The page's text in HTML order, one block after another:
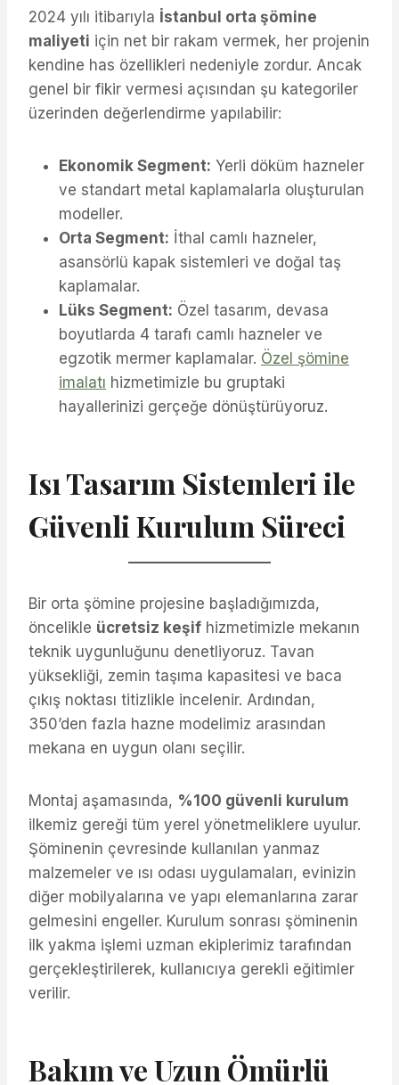
2024 yılı itibarıyla İstanbul orta şömine
maliyeti için net bir rakam vermek, her projenin
kendine has özellikleri nedeniyle zordur. Ancak
genel bir fikir vermesi açısından şu kategoriler
üzerinden değerlendirme yapılabilir:
Ekonomik Segment: Yerli döküm hazneler
ve standart metal kaplamalarla oluşturulan
modeller.
Orta Segment: İthal camlı hazneler,
asansörlü kapak sistemleri ve doğal taş
kaplamalar.
Lüks Segment: Özel tasarım, devasa
boyutlarda 4 tarafı camlı hazneler ve
egzotik mermer kaplamalar. Özel şömine
imalatı hizmetimizle bu gruptaki
hayallerinizi gerçeğe dönüştürüyoruz.
Isı Tasarım Sistemleri ile
Güvenli Kurulum Süreci
Bir orta şömine projesine başladığımızda,
öncelikle ücretsiz keşif hizmetimizle mekanın
teknik uygunluğunu denetliyoruz. Tavan
yüksekliği, zemin taşıma kapasitesi ve baca
çıkış noktası titizlikle incelenir. Ardından,
350’den fazla hazne modelimiz arasından
mekana en uygun olanı seçilir.
Montaj aşamasında, %100 güvenli kurulum
ilkemiz gereği tüm yerel yönetmeliklere uyulur.
Şöminenin çevresinde kullanılan yanmaz
malzemeler ve ısı odası uygulamaları, evinizin
diğer mobilyalarına ve yapı elemanlarına zarar
gelmesini engeller. Kurulum sonrası şöminenin
ilk yakma işlemi uzman ekiplerimiz tarafından
gerçekleştirilerek, kullanıcıya gerekli eğitimler
verilir.
Bakım ve Uzun Ömürlü